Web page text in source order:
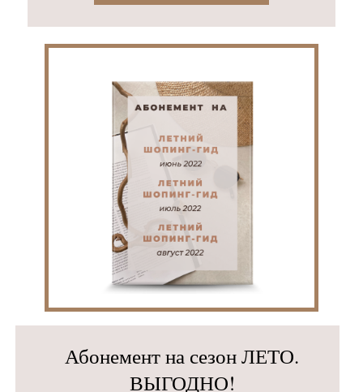
Абонемент на сезон ЛЕТО.
ВЫГОДНО!